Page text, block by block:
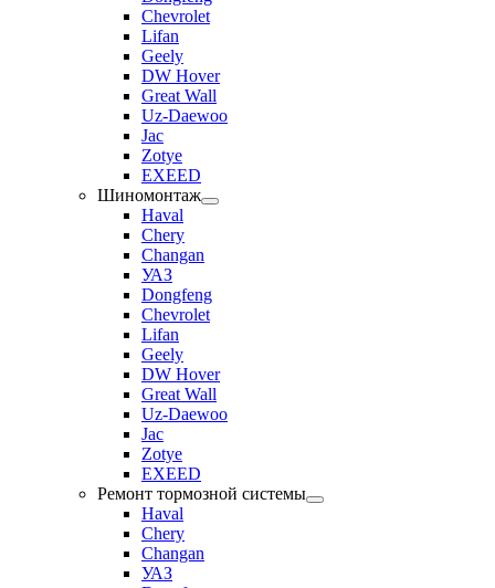
Chevrolet
Lifan
Geely
DW Hover
Great Wall
Uz-Daewoo
Jac
Zotye
EXEED
Шиномонтаж
Haval
Chery
Changan
УАЗ
Dongfeng
Chevrolet
Lifan
Geely
DW Hover
Great Wall
Uz-Daewoo
Jac
Zotye
EXEED
Ремонт тормозной системы
Haval
Chery
Changan
УАЗ